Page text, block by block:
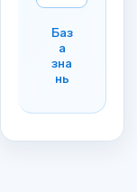
Баз
а
зна
нь